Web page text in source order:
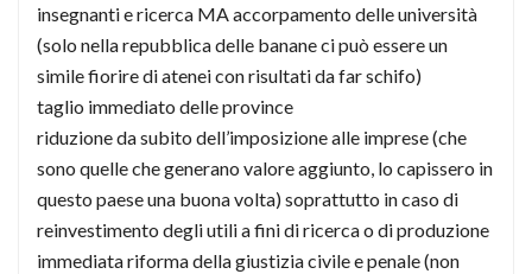
insegnanti e ricerca MA accorpamento delle università
(solo nella repubblica delle banane ci può essere un
simile fiorire di atenei con risultati da far schifo)
taglio immediato delle province
riduzione da subito dell’imposizione alle imprese (che
sono quelle che generano valore aggiunto, lo capissero in
questo paese una buona volta) soprattutto in caso di
reinvestimento degli utili a fini di ricerca o di produzione
immediata riforma della giustizia civile e penale (non